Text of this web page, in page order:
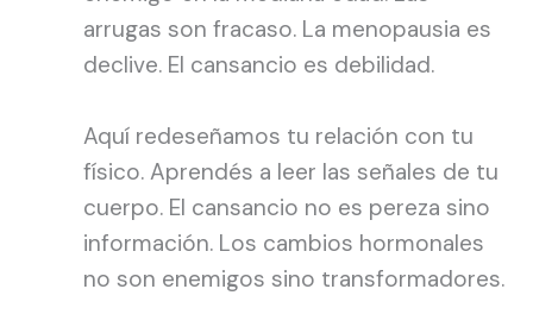
arrugas son fracaso. La menopausia es
declive. El cansancio es debilidad.
Aquí redeseñamos tu relación con tu
físico. Aprendés a leer las señales de tu
cuerpo. El cansancio no es pereza sino
información. Los cambios hormonales
no son enemigos sino transformadores.